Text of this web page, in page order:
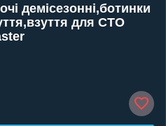
демісезонні,ботинки
для СТО